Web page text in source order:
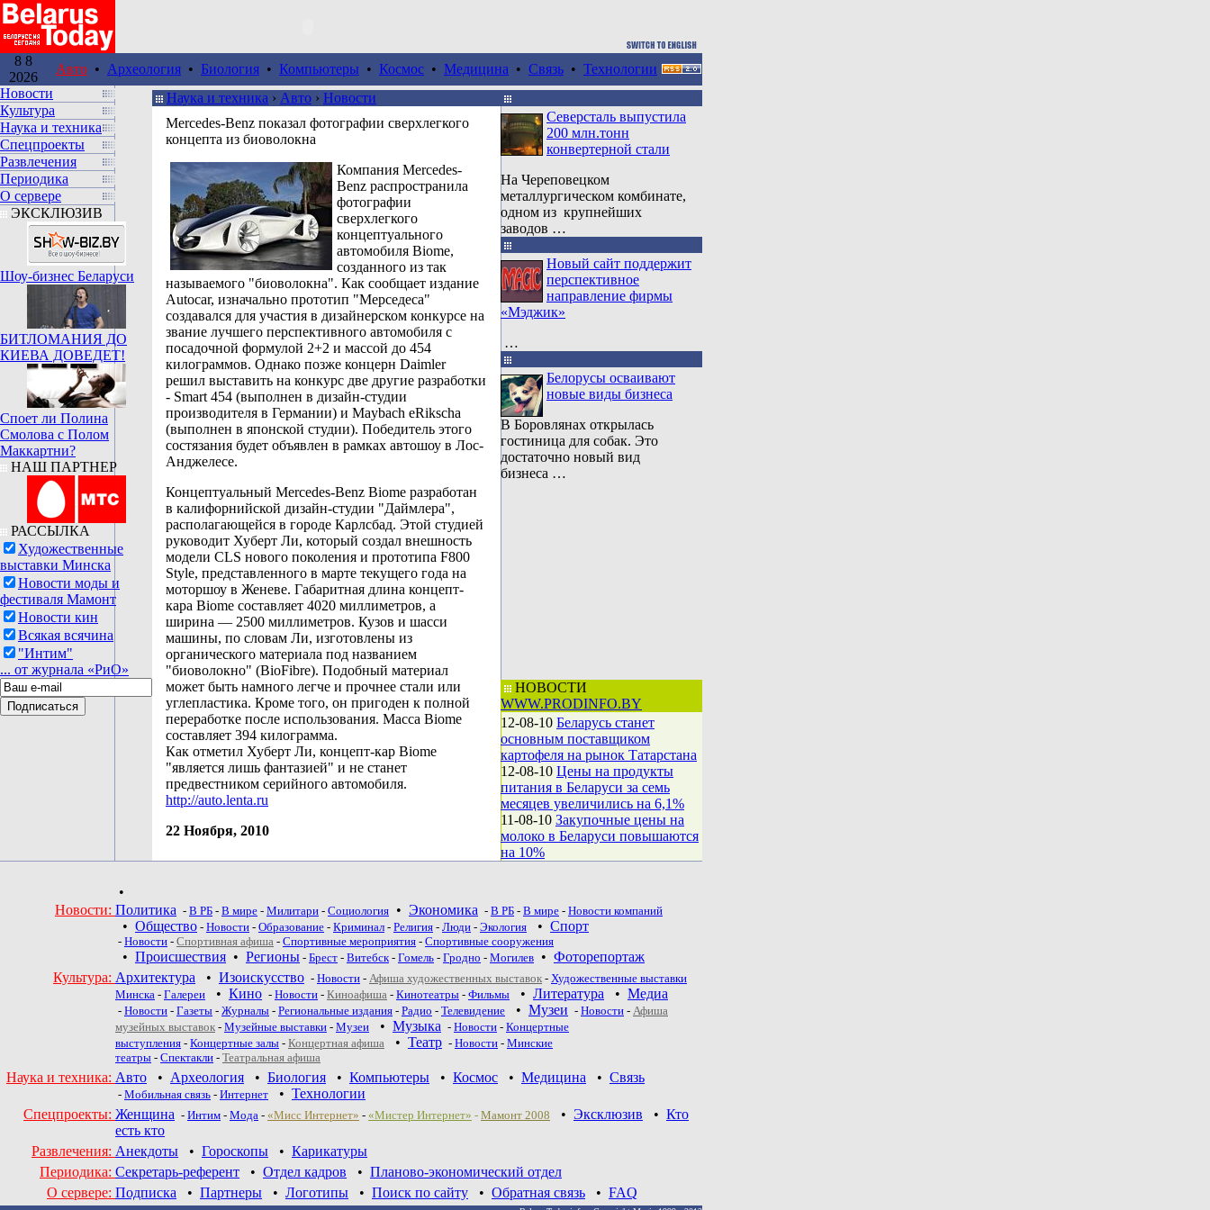
8 8
2026
Авто • Археология • Биология • Компьютеры • Космос • Медицина • Связь • Технологии
Новости
Культура
Наука и техника
Спецпроекты
Развлечения
Периодика
О сервере
ЭКСКЛЮЗИВ
Шоу-бизнес Беларуси
БИТЛОМАНИЯ ДО
КИЕВА ДОВЕДЕТ!
Споет ли Полина
Смолова с Полом
Маккартни?
НАШ ПАРТНЕР
РАССЫЛКА
Художественные
выставки Минска
Новости моды и
фестиваля Мамонт
Новости кин
Всякая всячина
"Интим"
... от журнала «РиО»
Наука и техника › Авто › Новости
Mercedes-Benz показал фотографии сверхлегкого
концепта из биоволокна
Компания Mercedes-
Benz распространила
фотографии
сверхлегкого
концептуального
автомобиля Biome,
созданного из так
называемого "биоволокна". Как сообщает издание
Autocar, изначально прототип "Мерседеса"
создавался для участия в дизайнерском конкурсе на
звание лучшего перспективного автомобиля с
посадочной формулой 2+2 и массой до 454
килограммов. Однако позже концерн Daimler
решил выставить на конкурс две другие разработки
- Smart 454 (выполнен в дизайн-студии
производителя в Германии) и Maybach eRikscha
(выполнен в японской студии). Победитель этого
состязания будет объявлен в рамках автошоу в Лос-
Анджелесе.
Концептуальный Mercedes-Benz Biome разработан
в калифорнийской дизайн-студии "Даймлера",
располагающейся в городе Карлсбад. Этой студией
руководит Хуберт Ли, который создал внешность
модели CLS нового поколения и прототипа F800
Style, представленного в марте текущего года на
моторшоу в Женеве. Габаритная длина концепт-
кара Biome составляет 4020 миллиметров, а
ширина — 2500 миллиметров. Кузов и шасси
машины, по словам Ли, изготовлены из
органического материала под названием
"биоволокно" (BioFibre). Подобный материал
может быть намного легче и прочнее стали или
углепластика. Кроме того, он пригоден к полной
переработке после использования. Масса Biome
составляет 394 килограмма.
Как отметил Хуберт Ли, концепт-кар Biome
"является лишь фантазией" и не станет
предвестником серийного автомобиля.
http://auto.lenta.ru
22 Ноября, 2010
Северсталь выпустила
200 млн.тонн
конвертерной стали
На Череповецком
металлургическом комбинате,
одном из крупнейших
заводов …
Новый сайт поддержит
перспективное
направление фирмы
«Мэджик»
…
Белорусы осваивают
новые виды бизнеса
В Боровлянах открылась
гостиница для собак. Это
достаточно новый вид
бизнеса …
НОВОСТИ
WWW.PRODINFO.BY
12-08-10 Беларусь станет
основным поставщиком
картофеля на рынок Татарстана
12-08-10 Цены на продукты
питания в Беларуси за семь
месяцев увеличились на 6,1%
11-08-10 Закупочные цены на
молоко в Беларуси повышаются
на 10%
•
Новости: Политика - В РБ - В мире - Милитари - Социология • Экономика - В РБ - В мире - Новости компаний
• Общество - Новости - Образование - Криминал - Религия - Люди - Экология • Спорт
- Новости - Спортивная афиша - Спортивные мероприятия - Спортивные сооружения
• Происшествия • Регионы - Брест - Витебск- Гомель - Гродно - Могилев • Фоторепортаж
Культура: Архитектура • Изоискусство - Новости - Афиша художественных выставок - Художественные выставки
Минска - Галереи • Кино - Новости - Киноафиша - Кинотеатры - Фильмы • Литература • Медиа
- Новости - Газеты - Журналы - Региональные издания - Радио - Телевидение • Музеи - Новости - Афиша
музейных выставок - Музейные выставки - Музеи • Музыка - Новости - Концертные
выступления - Концертные залы - Концертная афиша • Театр - Новoсти - Минские
театры - Спектакли - Театральная афиша
Наука и техника: Авто • Археология • Биология • Компьютеры • Космос • Медицина • Связь
- Мобильная связь - Интернет • Технологии
Спецпроекты: Женщина - Интим - Мода - «Мисс Интернет» - «Мистер Интернет» - Мамонт 2008 • Эксклюзив • Кто
есть кто
Развлечения: Анекдоты • Гороскопы • Карикатуры
Периодика: Секретарь-референт • Отдел кадров • Планово-экономический отдел
О сервере: Подписка • Партнеры • Логотипы • Поиск по сайту • Обратная связь • FAQ